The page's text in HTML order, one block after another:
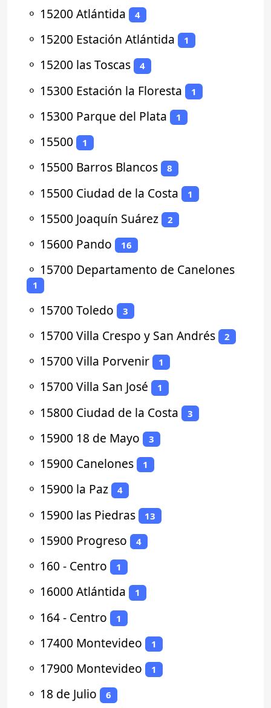
⚬ 15200 Atlántida 4
⚬ 15200 Estación Atlántida 1
⚬ 15200 las Toscas 4
⚬ 15300 Estación la Floresta 1
⚬ 15300 Parque del Plata 1
⚬ 15500 1
⚬ 15500 Barros Blancos 8
⚬ 15500 Ciudad de la Costa 1
⚬ 15500 Joaquín Suárez 2
⚬ 15600 Pando 16
⚬ 15700 Departamento de Canelones
1
⚬ 15700 Toledo 3
⚬ 15700 Villa Crespo y San Andrés 2
⚬ 15700 Villa Porvenir 1
⚬ 15700 Villa San José 1
⚬ 15800 Ciudad de la Costa 3
⚬ 15900 18 de Mayo 3
⚬ 15900 Canelones 1
⚬ 15900 la Paz 4
⚬ 15900 las Piedras 13
⚬ 15900 Progreso 4
⚬ 160 - Centro 1
⚬ 16000 Atlántida 1
⚬ 164 - Centro 1
⚬ 17400 Montevideo 1
⚬ 17900 Montevideo 1
⚬ 18 de Julio 6